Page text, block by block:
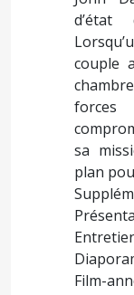
couple
forces
sa
plan
Film-